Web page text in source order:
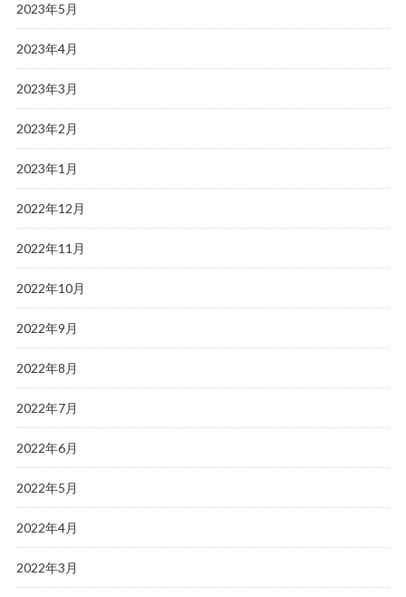
2023年5月
2023年4月
2023年3月
2023年2月
2023年1月
2022年12月
2022年11月
2022年10月
2022年9月
2022年8月
2022年7月
2022年6月
2022年5月
2022年4月
2022年3月